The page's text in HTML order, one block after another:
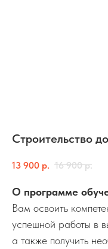
Строительство
13 900 р. 16 900 р.
О программе
Вам освоить
успешной работы в
а также получить